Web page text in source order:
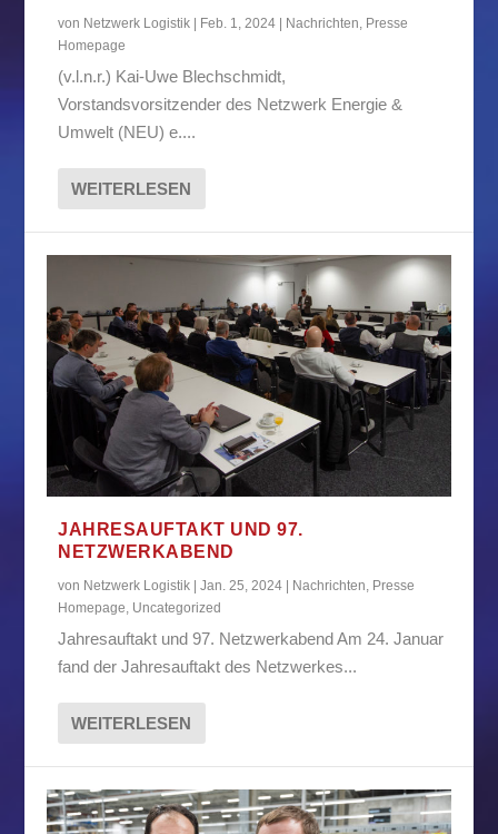
von Netzwerk Logistik | Feb. 1, 2024 | Nachrichten Presse
Homepage
(v.l.n.r.) Kai-Uwe Blechschmidt,
Vorstandsvorsitzender des Netzwerk Energie &
Umwelt (NEU) e....
WEITERLESEN
JAHRESAUFTAKT UND 97.
NETZWERKABEND
von Netzwerk Logistik |Jan. 25, 2024 Nachrichten, Presse
Homepage, Uncategorized
Jahresauftakt und 97. Netzwerkabend Am 24. Januar
fand der Jahresauftakt des Netzwerkes...
WEITERLESEN